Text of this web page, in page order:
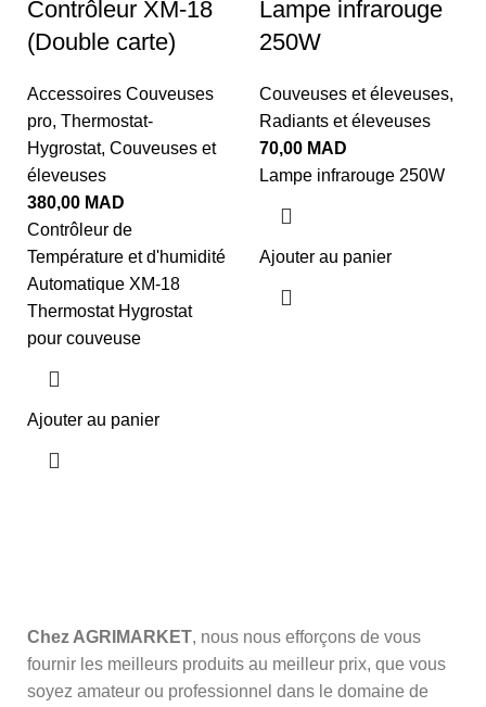
Contrôleur XM-18
(Double carte)
Accessoires Couveuses
pro, Thermostat-
Hygrostat, Couveuses et
éleveuses
380,00 MAD
Contrôleur de
Température et d'humidité
Automatique XM-18
Thermostat Hygrostat
pour couveuse
Ajouter au panier
Lampe infrarouge
250W
Couveuses et éleveuses,
Radiants et éleveuses
70,00 MAD
Lampe infrarouge 250W
Ajouter au panier
Chez AGRIMARKET, nous nous efforçons de vous
fournir les meilleurs produits au meilleur prix, que vous
soyez amateur ou professionnel dans le domaine de